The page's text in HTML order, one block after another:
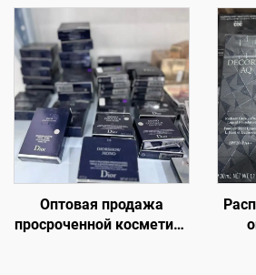
с приближающимся
сроком годности
Оптовая продажа
просроченной косметики